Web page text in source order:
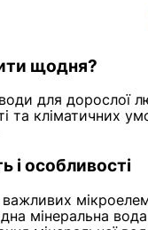
щодня?
для дорослої
та
і особливості
мінеральна